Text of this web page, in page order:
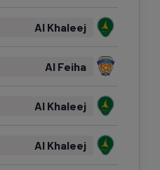
Al Khaleej
Al Feiha
Al Khaleej
Al Khaleej